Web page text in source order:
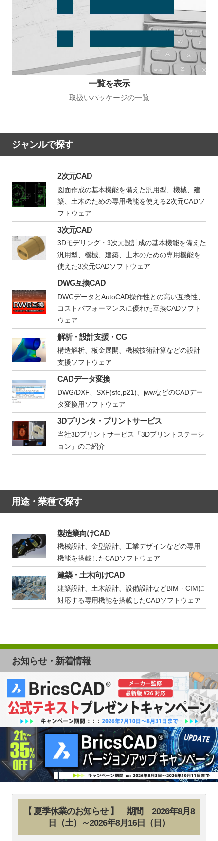
一覧を表示
取扱いパッケージの一覧
ジャンルで探す
2次元CAD
図面作成の基本機能を備えた汎用型、機械、建
築、土木のための専用機能を使える2次元CADソ
フトウェア
3次元CAD
3Dモデリング・3次元設計成の基本機能を備えた
汎用型、機械、建築、土木のための専用機能を
使えた3次元CADソフトウェア
DWG互換CAD
DWGデータとAutoCAD操作性との高い互換性、
コストパフォーマンスに優れた互換CADソフト
ウェア
解析・設計支援・CG
構造解析、板金展開、機械技術計算などの設計
支援ソフトウェア
CADデータ変換
DWG/DXF、SXF(sfc,p21)、jwwなどのCADデー
タ変換用ソフトウェア
3Dプリンタ・プリントサービス
当社3Dプリントサービス「3Dプリントステーシ
ョン」のご紹介
用途・業種で探す
製造業向けCAD
機械設計、金型設計、工業デザインなどの専用
機能を搭載したCADソフトウェア
建築・土木向けCAD
建築設計、土木設計、設備設計などBIM・CIMに
対応する専用機能を搭載したCADソフトウェア
お知らせ・新着情報
【 夏季休業のお知らせ 】 期間 □ 2026年8月8
日（土）～2026年8月16日（日）